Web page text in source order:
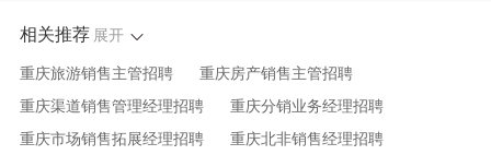
相关推荐 展开
重庆旅游销售主管招聘
重庆房产销售主管招聘
重庆渠道销售管理经理招聘
重庆分销业务经理招聘
重庆市场销售拓展经理招聘
重庆北非销售经理招聘